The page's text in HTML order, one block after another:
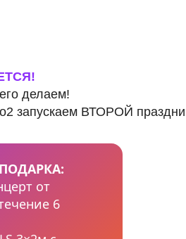
делаем!
запускаем ВТОРОЙ
от
6